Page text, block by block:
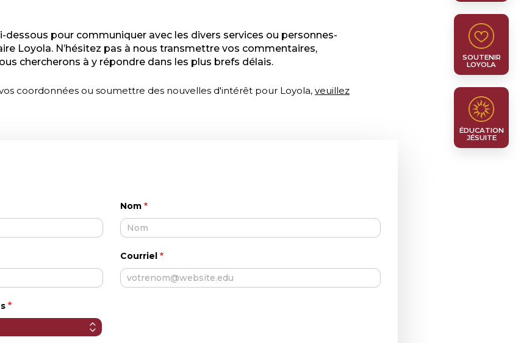
SOUTENIR
LOYOLA
ÉDUCATION
JÉSUITE
dessous pour communiquer avec les divers services ou personnes-
Loyola. N’hésitez pas à nous transmettre vos commentaires,
chercherons à y répondre dans les plus brefs délais.
coordonnées ou soumettre des nouvelles d'intérêt pour Loyola, veuillez
Nom
Courriel